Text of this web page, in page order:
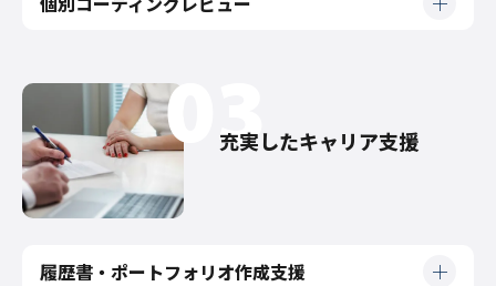
充実したキャリア支援
履歴書・ポートフォリオ作成支援